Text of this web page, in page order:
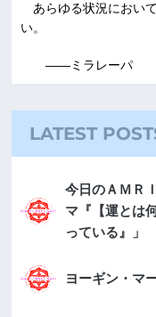
あらゆる状況におい
い。
――ミラレーパ
LATEST
今日のＡＭＲ
マ『【運とは
っている』」
ヨーギン・マ